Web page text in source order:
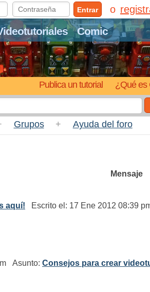
Comic
Publica un tutorial ¿Qué es
Entrar
Grupos + Ayuda del foro
Mensaje
aquí! Escrito el: 17 Ene 2012 08:39
Asunto: Consejos para crear